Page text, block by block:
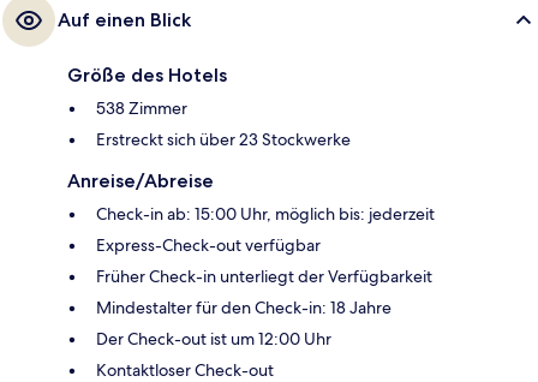
Auf einen Blick
Größe des Hotels
538 Zimmer
Erstreckt sich über 23 Stockwerke
Anreise/Abreise
Check-in ab: 15:00 Uhr, möglich bis: jederzeit
Express-Check-out verfügbar
Früher Check-in unterliegt der Verfügbarkeit
Mindestalter für den Check-in: 18 Jahre
Der Check-out ist um 12:00 Uhr
Kontaktloser Check-out